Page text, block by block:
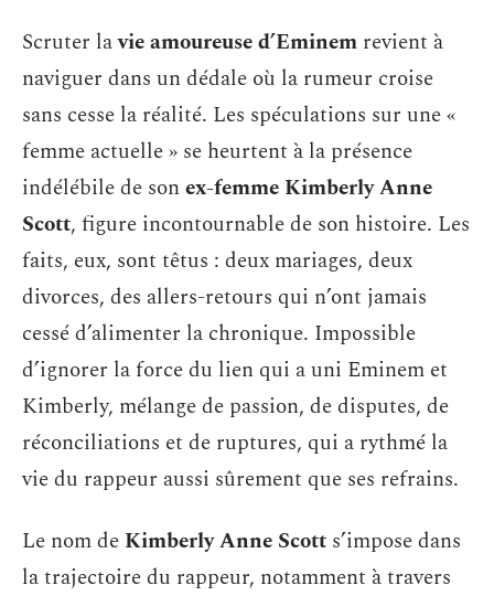
Scruter lavie amoureuse d’Eminem revient à
naviguer dans un dédale où la rumeur croise
sans cesse la réalité. Les spéculations sur une «
femme actuelle » se heurtent à la présence
indélébile de sonex-femme Kimberly Anne
Scott, figure incontournable de son histoire. Les
faits, eux, sont têtus : deux mariages, deux
divorces, des allers-retours qui n’ont jamais
cessé d’alimenter la chronique. Impossible
d’ignorer la force du lien qui a uni Eminem et
Kimberly, mélange de passion, de disputes, de
réconciliations et de ruptures, qui a rythmé la
vie du rappeur aussi sûrement que ses refrains.
Le nom de Kimberly Anne Scott s’impose dans
la trajectoire du rappeur, notamment à travers